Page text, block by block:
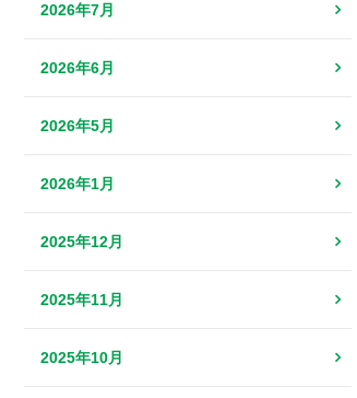
2026年7月
2026年6月
2026年5月
2026年1月
2025年12月
2025年11月
2025年10月